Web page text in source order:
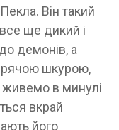
Він такий
ще дикий і
демонів, а
шкурою,
в минулі
вкрай
його